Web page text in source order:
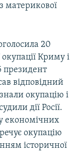
материкової
20
Криму і
президент
відповідний
окупацію і
дії Росії.
економічних
окупацію
історичної